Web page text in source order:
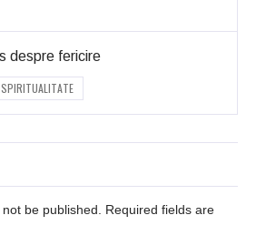
despre fericire
SPIRITUALITATE
be published. Required fields are